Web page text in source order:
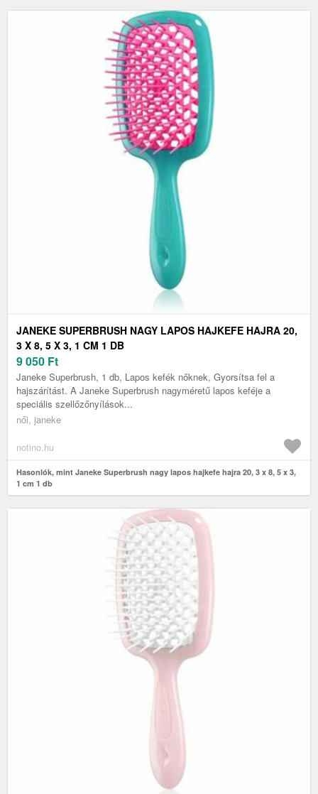
JANEKE SUPERBRUSH NAGY LAPOS HAJKEFE HAJRA 20,
3 X 8, 5 X 3, 1 CM 1 DB
9 050 Ft
Janeke Superbrush, 1 db, Lapos kefék nőknek, Gyorsítsa fel a
hajszárítást. A Janeke Superbrush nagyméretű lapos keféje a
speciális szellőzőnyílások...
női, janeke
notino.hu
Hasonlók, mint Janeke Superbrush nagy lapos hajkefe hajra 20, 3 x 8, 5 x 3,
1 cm 1 db